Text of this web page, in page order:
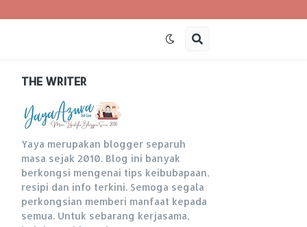
THE WRITER
Yaya merupakan blogger separuh
masa sejak 2010. Blog ini banyak
berkongsi mengenai tips keibubapaan,
resipi dan info terkini. Semoga segala
perkongsian memberi manfaat kepada
semua. Untuk sebarang kerjasama,